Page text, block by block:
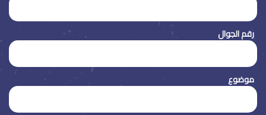
رقم الجوال
موضوع